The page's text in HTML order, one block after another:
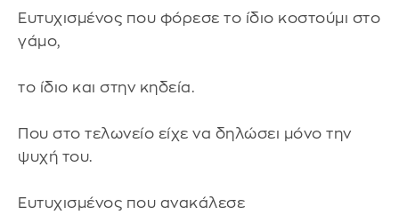
Ευτυχισμένος που φόρεσε το ίδιο κοστούμι στο
γάμο,
το ίδιο και στην κηδεία.
Που στο τελωνείο είχε να δηλώσει μόνο την
ψυχή του.
Ευτυχισμένος που ανακάλεσε